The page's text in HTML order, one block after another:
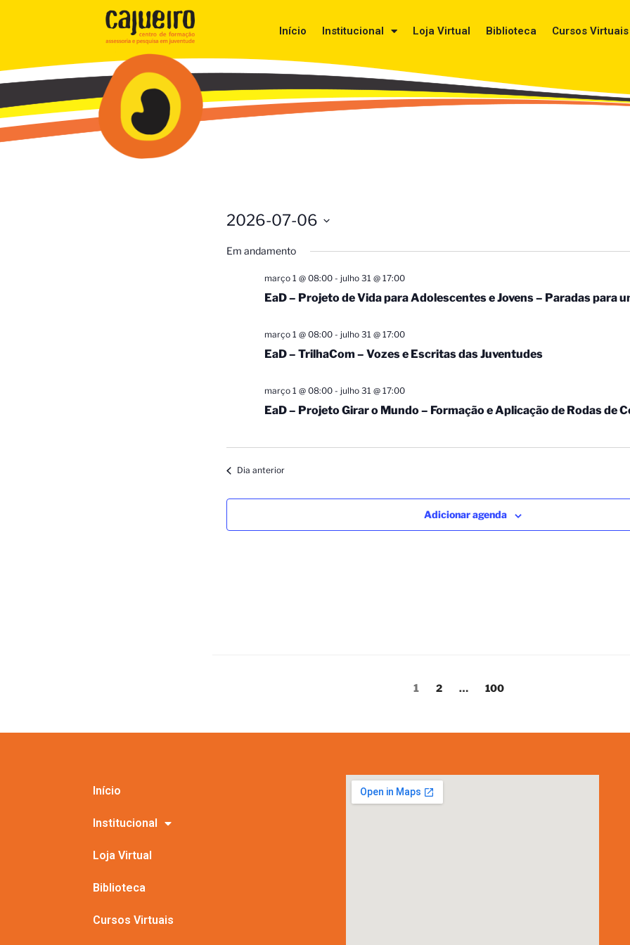
Início Institucional Loja Virtual Biblioteca Cursos Virtuais
2026-07-06
a
Em andamento
março 1 @ 08:00- julho 31 @ 17:00
EaD – Projeto de Vida para Adolescentes e Jovens – Paradas para
março 1 @ 08:00- julho 31 @ 17:00
EaD – TrilhaCom – Vozes e Escritas das Juventudes
março 1 @ 08:00- julho 31 @ 17:00
EaD – Projeto Girar o Mundo – Formação e Aplicação de Rodas de
Dia anterior
Adicionar agenda
1 2 … 100
Início
Institucional
Loja Virtual
Biblioteca
Cursos Virtuais